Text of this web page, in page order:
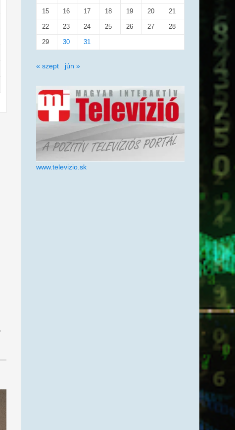
15 16 17 18 19 20 21
22 23 24 25 26 27 28
29 30 31
« szept jún »
www.televizio.sk